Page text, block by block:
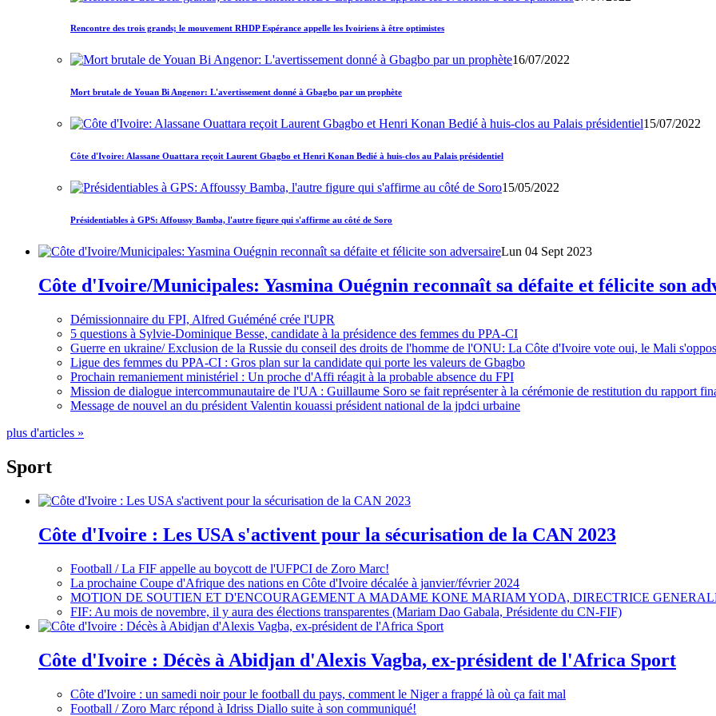
Rencontre des trois grands; le mouvement RHDP Espérance appelle les Ivoiriens à être optimistes
16/07/2022
Mort brutale de Youan Bi Angenor: L'avertissement donné à Gbagbo par un prophète
15/07/2022
Côte d'Ivoire: Alassane Ouattara reçoit Laurent Gbagbo et Henri Konan Bedié à huis-clos au Palais présidentiel
15/05/2022
Présidentiables à GPS: Affoussy Bamba, l'autre figure qui s'affirme au côté de Soro
Lun 04 Sept 2023
Côte d'Ivoire/Municipales: Yasmina Ouégnin reconnaît sa défaite et félicite son
Démissionnaire du FPI, Alfred Guéméné crée l'UPR
5 questions à Sylvie-Dominique Besse, candidate à la présidence des femmes du PPA-CI
Guerre en ukraine/ Exclusion de la Russie du conseil des droits de l'homme de l'ONU: La Côte d'Ivoire vote oui, le Mali
Ligue des femmes du PPA-CI : Gros plan sur la candidate qui porte les valeurs de Gbagbo
Prochain remaniement ministériel : Un proche d'Affi réagit à la probable absence du FPI
Mission de dialogue intercommunautaire de l'UA : Guillaume Soro se fait représenter à la cérémonie de restitution du rapport
Message de nouvel an du président Valentin kouassi président national de la jpdci urbaine
plus d'articles »
Sport
Côte d'Ivoire : Les USA s'activent pour la sécurisation de la CAN 2023
Football / La FIF appelle au boycott de l'UFPCI de Zoro Marc!
La prochaine Coupe d'Afrique des nations en Côte d'Ivoire décalée à janvier/février 2024
MOTION DE SOUTIEN ET D'ENCOURAGEMENT A MADAME KONE MARIAM YODA, DIRECTRICE
FIF: Au mois de novembre, il y aura des élections transparentes (Mariam Dao Gabala, Présidente du CN-FIF)
Côte d'Ivoire : Décès à Abidjan d'Alexis Vagba, ex-président de l'Africa Sport
Côte d'Ivoire : un samedi noir pour le football du pays, comment le Niger a frappé là où ça fait mal
Football / Zoro Marc répond à Idriss Diallo suite à son communiqué!